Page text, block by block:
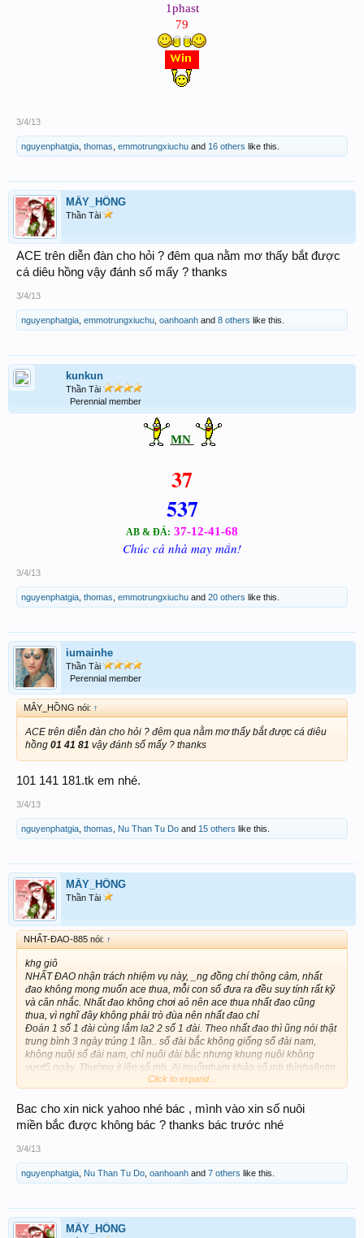
1phast
79
3/4/13
nguyenphatgia thomas emmotrungxiuchu and 16 others like this.
MÂY_HỒNG
Thần Tài
ACE trên diễn đàn cho hỏi ? đêm qua nằm mơ thấy bắt được
cá diêu hồng vậy đánh số mấy ? thanks
3/4/13
nguyenphatgia emmotrungxiuchu oanhoanh and 8 others like this.
kunkun
Thần Tài
Perennial member
MN
37
537
AB & ĐÁ: 37-12-41-68
Chúc cả nhà may mắn!
3/4/13
nguyenphatgia thomas emmotrungxiuchu and 20 others like this.
iumainhe
Thần Tài
Perennial member
MÂY_HỒNG nói: ↑
ACE trên diễn đàn cho hỏi ? đêm qua nằm mơ thấy bắt được cá diêu
hồng 01 41 81 vậy đánh số mấy ? thanks
101 141 181.tk em nhé.
3/4/13
nguyenphatgia thomas Nu Than Tu Do and 15 others like this.
MÂY_HỒNG
Thần Tài
NHẤT-ĐAO-885 nói: ↑
khg giô
NHẤT ĐAO nhận trách nhiệm vụ này, _ng đồng chí thông cảm, nhất
đao không mong muốn ace thua, mỗi con số đưa ra đều suy tính rất kỹ
và cân nhắc. Nhất đao không chơi aỏ nên ace thua nhất đao cũng
thua, vì nghĩ đây không phải trò đùa nên nhất đao chỉ
Đoán 1 số 1 đài cùng lắm la2 2 số 1 đài. Theo nhất đao thì ũng nói thật
trung bình 3 ngày trúng 1 lần.. số đài bắc không giống số đài nam,
không nuôi số đài nam, chỉ nuôi đài bắc nhưng khung nuôi không
vươt5 ngày. Thường ít lên số mb. Ai muốntham khảo số mb thìnha8ntin
Click to expand...
Bac cho xin nick yahoo nhé bác , mình vào xin số nuôi
miền bắc được không bác ? thanks bác trước nhé
3/4/13
nguyenphatgia Nu Than Tu Do oanhoanh and 7 others like this.
MÂY_HỒNG